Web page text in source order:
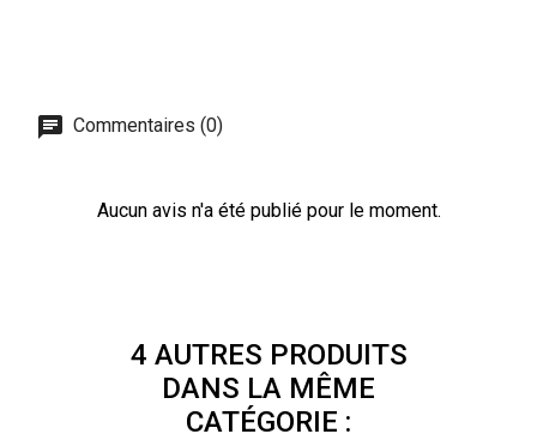
Commentaires (0)
Aucun avis n'a été publié pour le moment.
4 AUTRES PRODUITS
DANS LA MÊME
CATÉGORIE :